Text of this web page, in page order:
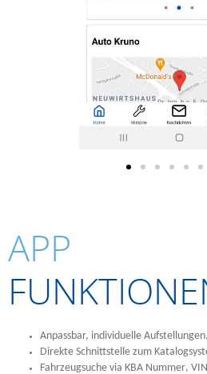
APP
Anpassbar, individuelle
Direkte Schnittstelle zum
Fahrzeugsuche via KBA Nummer, VIN